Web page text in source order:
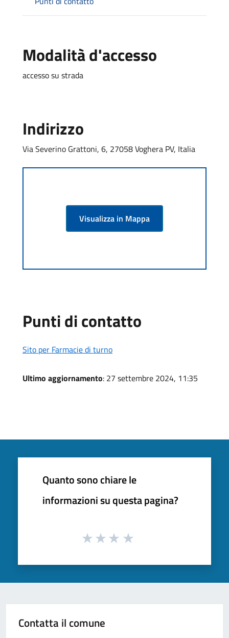
Modalità d'accesso
accesso su strada
Indirizzo
Via Severino Grattoni, 6, 27058 Voghera PV, Italia
Visualizza in Mappa
Punti di contatto
Sito per Farmacie di turno
Ultimo aggiornamento: 27 settembre 2024, 11:35
Quanto sono chiare le
informazioni su questa pagina?
Contatta il comune